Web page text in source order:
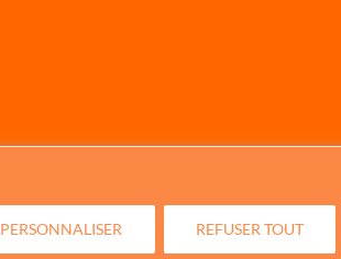
PERSONNALISER REFUSER TOUTEnglish